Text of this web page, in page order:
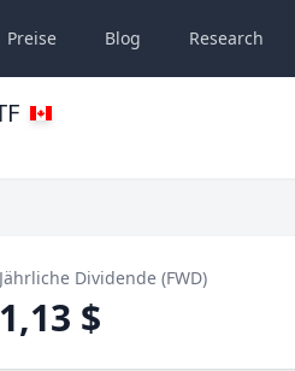
Preise Blog Research
Jährliche Dividende (FWD)
1,13 $